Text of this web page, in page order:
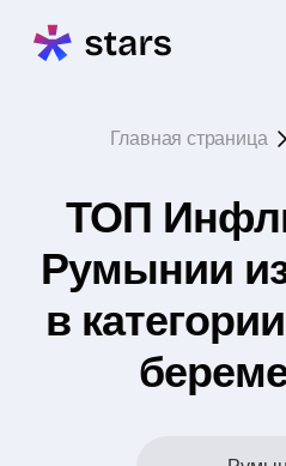
Главная страница
ТОП
Румынии
в